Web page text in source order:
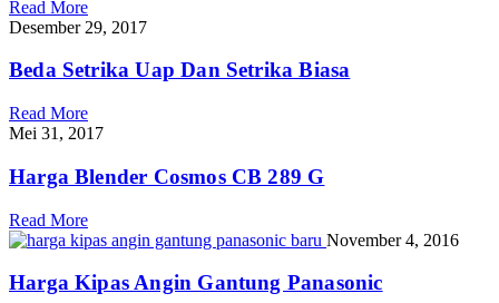
Read More
Desember 29, 2017
Beda Setrika Uap Dan Setrika Biasa
Read More
Mei 31, 2017
Harga Blender Cosmos CB 289 G
Read More
November 4, 2016
Harga Kipas Angin Gantung Panasonic